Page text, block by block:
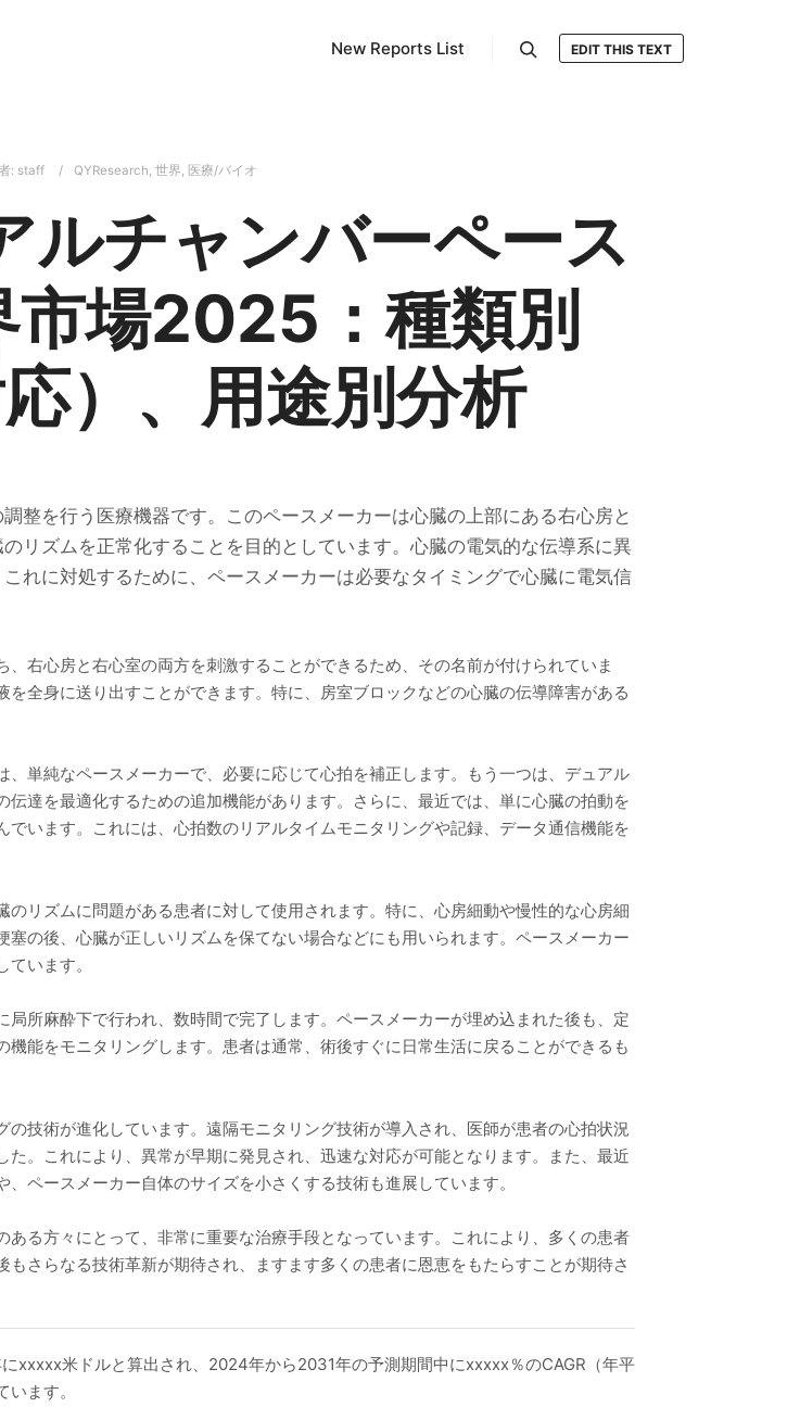
New Reports List EDIT THIS TEXT
: staff QYResearch, 世界, 医療/バイオ
ルチャンバーペース
市場2025：種類別
応）、用途別分析
整を行う医療機器です。このペースメーカーは心臓の上部にある右心房と
リズムを正常化することを目的としています。心臓の電気的な伝導系に異
れに対処するために、ペースメーカーは必要なタイミングで心臓に電気信
右心房と右心室の両方を刺激することができるため、その名前が付けられていま
全身に送り出すことができます。特に、房室ブロックなどの心臓の伝導障害がある
単純なペースメーカーで、必要に応じて心拍を補正します。もう一つは、デュアル
達を最適化するための追加機能があります。さらに、最近では、単に心臓の拍動を
います。これには、心拍数のリアルタイムモニタリングや記録、データ通信機能を
リズムに問題がある患者に対して使用されます。特に、心房細動や慢性的な心房細
の後、心臓が正しいリズムを保てない場合などにも用いられます。ペースメーカー
います。
所麻酔下で行われ、数時間で完了します。ペースメーカーが埋め込まれた後も、定
能をモニタリングします。患者は通常、術後すぐに日常生活に戻ることができるも
技術が進化しています。遠隔モニタリング技術が導入され、医師が患者の心拍状況
。これにより、異常が早期に発見され、迅速な対応が可能となります。また、最近
ペースメーカー自体のサイズを小さくする技術も進展しています。
る方々にとって、非常に重要な治療手段となっています。これにより、多くの患者
さらなる技術革新が期待され、ますます多くの患者に恩恵をもたらすことが期待さ
xxxxx米ドルと算出され、2024年から2031年の予測期間中にxxxxx％のCAGR（年平
ます。